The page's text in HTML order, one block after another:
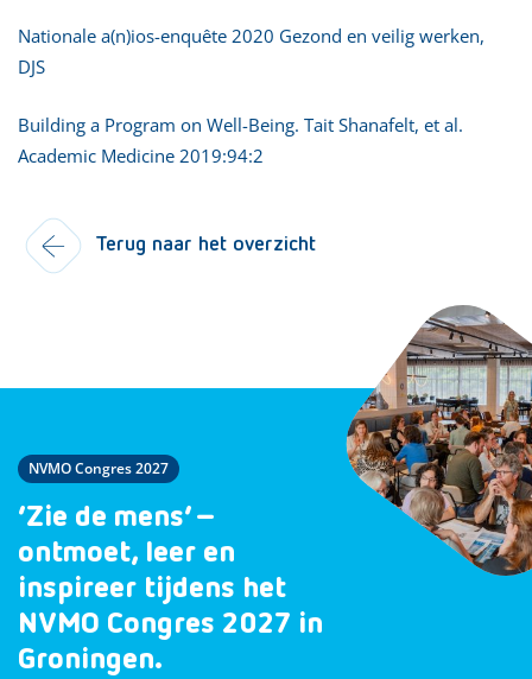
Nationale a(n)ios-enquête 2020 Gezond en veilig werken,
DJS
Building a Program on Well-Being. Tait Shanafelt, et al.
Academic Medicine 2019:94:2
Terug naar het overzicht
NVMO Congres 2027
‘Zie de mens’ –
ontmoet, leer en
inspireer tijdens het
NVMO Congres 2027 in
Groningen.